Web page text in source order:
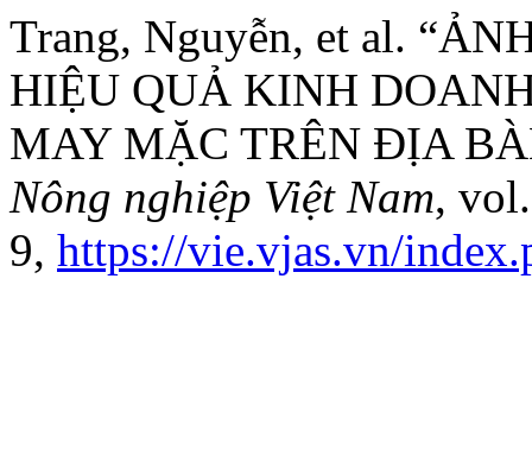
Trang, Nguyễn, et al.
HIỆU QUẢ KINH
MAY MẶC TRÊN ĐỊA
Nông nghiệp Việt Nam,
9, https://vie.vjas.vn/